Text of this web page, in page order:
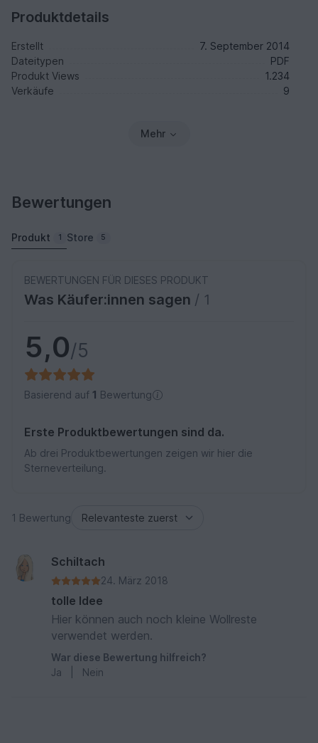
Produktdetails
Erstellt
7. September 2014
Dateitypen
PDF
Produkt Views
1.234
Verkäufe
9
Mehr
Bewertungen
Produkt 1 Store 5
BEWERTUNGEN FÜR DIESES PRODUKT
Was Käufer:innen sagen / 1
5,0/5
Basierend auf 1 Bewertung
Erste Produktbewertungen sind da.
Ab drei Produktbewertungen zeigen wir hier die
Sterneverteilung.
1 Bewertung
Schiltach
24. März 2018
tolle Idee
Hier können auch noch kleine Wollreste
verwendet werden.
War diese Bewertung hilfreich?
Ja
Nein